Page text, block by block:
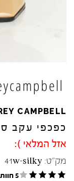
CAMPBELL
כפכפי עקב
אזל המלאי ):
מק"ט: 41w-silky
5 חוות דעת